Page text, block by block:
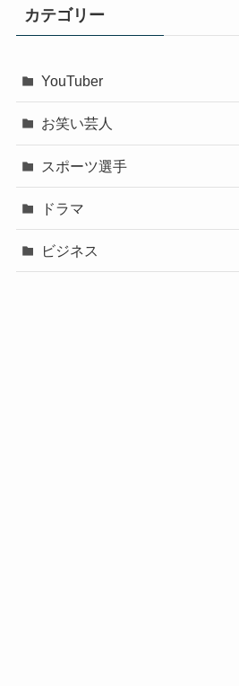
カテゴリー
YouTuber
お笑い芸人
スポーツ選手
ドラマ
ビジネス